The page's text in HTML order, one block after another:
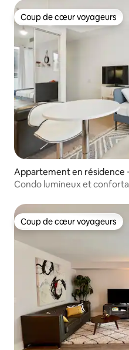
Coup de cœur voyageurs
Coup de cœur voyageurs
Appartement en résidence
Condo lumineux et
Coup de cœur voyageurs
Coup de cœur voyageurs